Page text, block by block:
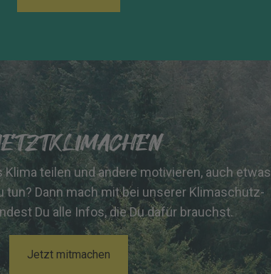
teilen und andere motivieren, auch etwas
Dann mach mit bei unserer Klimaschutz-
Du alle Infos, die Du dafür brauchst.
Jetzt mitmachen